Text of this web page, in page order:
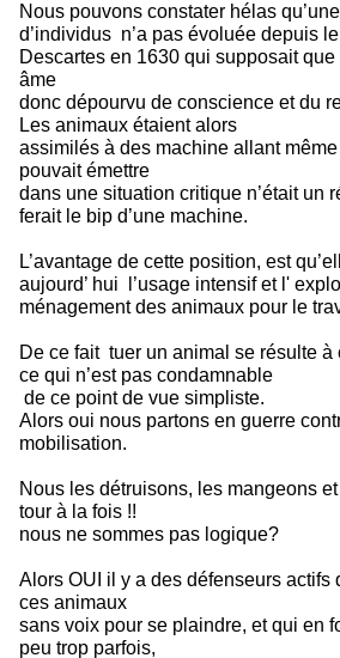
Nous pouvons constater hélas
d’individus n’a pas évoluée depuis
Descartes en 1630 qui supposait que
âme
donc dépourvu de conscience et du
Les animaux étaient alors
assimilés à des machine allant même
pouvait émettre
dans une situation critique n’était un
ferait le bip d’une machine.
L’avantage de cette position, est
aujourd’ hui l’usage intensif et l'
ménagement des animaux pour le
De ce fait tuer un animal se résulte à
ce qui n’est pas condamnable
de ce point de vue simpliste.
Alors oui nous partons en guerre
mobilisation.
Nous les détruisons, les mangeons
tour à la fois !!
nous ne sommes pas logique?
Alors OUI il y a des défenseurs actifs
ces animaux
sans voix pour se plaindre, et qui en
peu trop parfois,